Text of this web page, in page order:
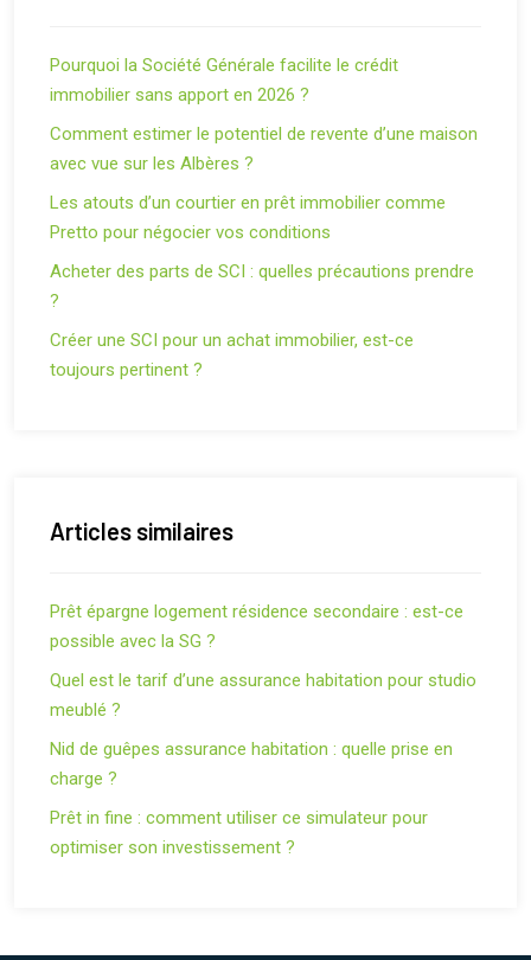
Pourquoi la Société Générale facilite le crédit
immobilier sans apport en 2026 ?
Comment estimer le potentiel de revente d’une maison
avec vue sur les Albères ?
Les atouts d’un courtier en prêt immobilier comme
Pretto pour négocier vos conditions
Acheter des parts de SCI : quelles précautions prendre
?
Créer une SCI pour un achat immobilier, est-ce
toujours pertinent ?
Articles similaires
Prêt épargne logement résidence secondaire : est-ce
possible avec la SG ?
Quel est le tarif d’une assurance habitation pour studio
meublé ?
Nid de guêpes assurance habitation : quelle prise en
charge ?
Prêt in fine : comment utiliser ce simulateur pour
optimiser son investissement ?